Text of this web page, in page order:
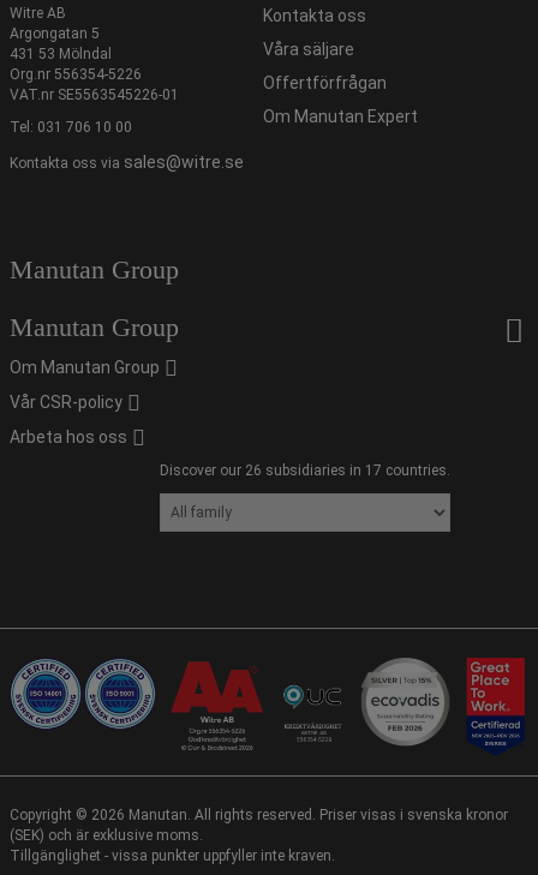
Witre AB
Argongatan 5
431 53 Mölndal
Org.nr 556354-5226
VAT.nr SE5563545226-01
Tel: 031 706 10 00
Kontakta oss via sales@witre.se
Kontakta oss
Våra säljare
Offertförfrågan
Om Manutan Expert
Manutan Group
Manutan Group
Om Manutan Group
Vår CSR-policy
Arbeta hos oss
Discover our 26 subsidiaries in 17 countries.
Copyright © 2026 Manutan. All rights reserved. Priser visas i svenska kronor
(SEK) och är exklusive moms.
Tillgänglighet - vissa punkter uppfyller inte kraven.